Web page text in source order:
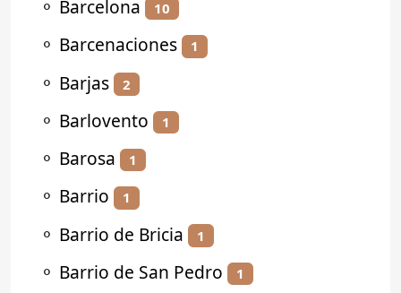
⚬ Barcelona 10
⚬ Barcenaciones 1
⚬ Barjas 2
⚬ Barlovento 1
⚬ Barosa 1
⚬ Barrio 1
⚬ Barrio de Bricia 1
⚬ Barrio de San Pedro 1